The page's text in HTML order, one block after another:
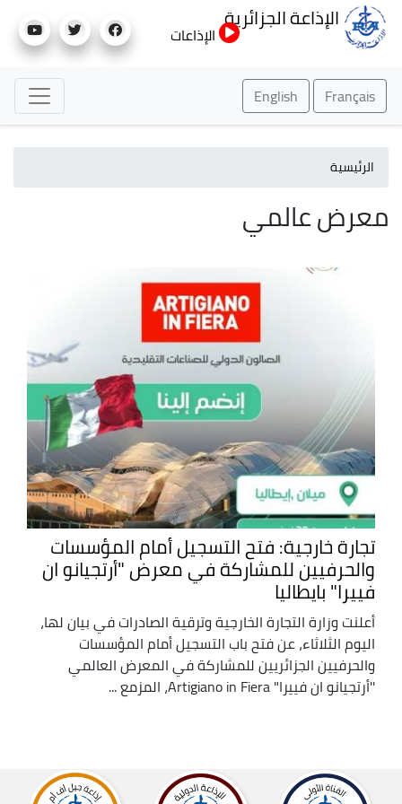
إلى
الإذاعة الجزائرية
الإذاعات
Français
English
الرئيسية
معرض عالمي
تجارة خارجية: فتح التسجيل أمام المؤسسات
والحرفيين للمشاركة في معرض "أرتجيانو ان
فييرا" بايطاليا
أعلنت وزارة التجارة الخارجية وترقية الصادرات في بيان لها،
اليوم الثلاثاء، عن فتح باب التسجيل أمام المؤسسات
والحرفيين الجزائريين للمشاركة في المعرض العالمي
''أرتجيانو ان فييرا" Artigiano in Fiera، المزمع ...